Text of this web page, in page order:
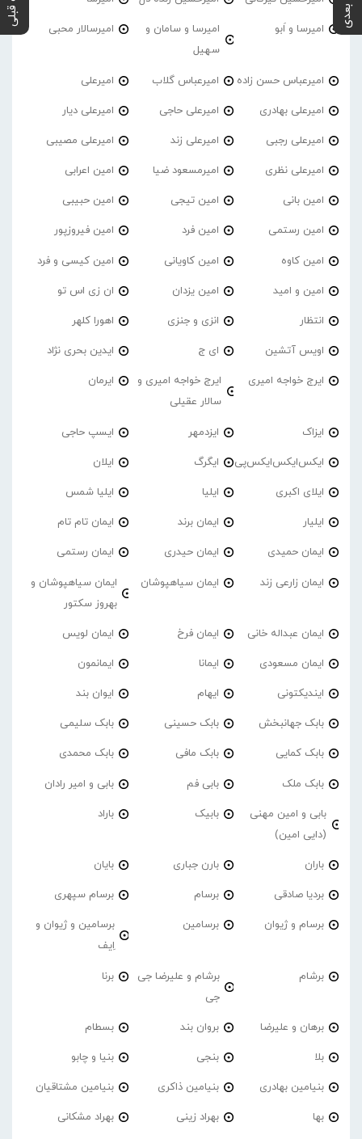
امیرسا و اَبو
امیرسا و سامان و
سهیل
امیرسالار محبی
امیرعباس حسن زاده امیرعباس گلاب امیرعلی
امیرعلی بهادری امیرعلی حاجی امیرعلی دیار
امیرعلی رجبی امیرعلی زند امیرعلی مصیبی
امیرعلی نظری امیرمسعود ضیا امین اعرابی
امین بانی امین تیجی امین حبیبی
امین رستمی امین فرد امین فیروزپور
امین کاوه امین کاویانی امین کیسی و فرد
امین و امید امین یزدان ان زی اس تو
انتظار انزی و جنزی اهورا کلهر
اویس آتشین ای ج ایدین بحری نژاد
ایرج خواجه امیری
ایرج خواجه امیری و
سالار عقیلی
ایرمان
ایزاک ایزدمهر ایسپ حاجی
ایکس‌ایکس‌ایکس‌پی ایگرگ ایلان
ایلای اکبری ایلیا ایلیا شمس
ایلیار ایمان برند ایمان تام تام
ایمان حمیدی ایمان حیدری ایمان رستمی
ایمان زارعی زند ایمان سیاهپوشان
ایمان سیاهپوشان و
بهروز سکتور
ایمان عبداله خانی ایمان فرخ ایمان لویس
ایمان مسعودی ایمانا ایمانمون
ایندیکتونی ایهام ایوان بند
بابک جهانبخش بابک حسینی بابک سلیمی
بابک کمایی بابک مافی بابک محمدی
بابک ملک بابی فم بابی و امیر رادان
بابی و امین مهنی
(دایی امین)
بابیک باراد
باران بارن جباری بایان
بردیا صادقی برسام برسام سپهری
برسام و ژیوان برسامین
برسامین و ژیوان و
اِیف
برشام
برشام و علیرضا جی
جی
برنا
برهان و علیرضا بروان بند بسطام
بلا بنجی بنیا و چابو
بنیامین بهادری بنیامین ذاکری بنیامین مشتاقیان
بها بهراد زینی بهراد مشکانی